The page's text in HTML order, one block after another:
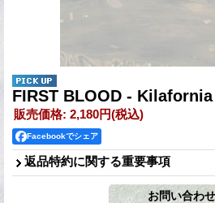
FIRST BLOOD -
販売価格: 2,180円(税込)
Facebookでシェア
返品特約に関する重要事項